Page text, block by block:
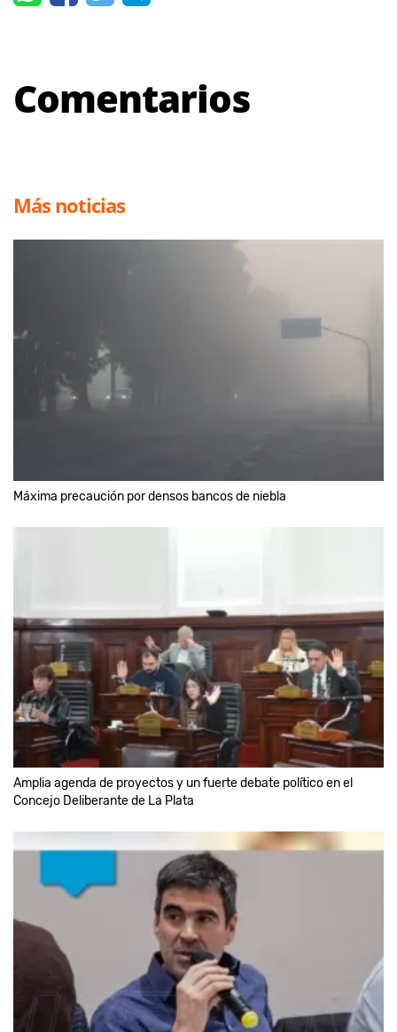
Comentarios
Más noticias
Máxima precaución por densos bancos de niebla
Amplia agenda de proyectos y un fuerte debate político en el
Concejo Deliberante de La Plata